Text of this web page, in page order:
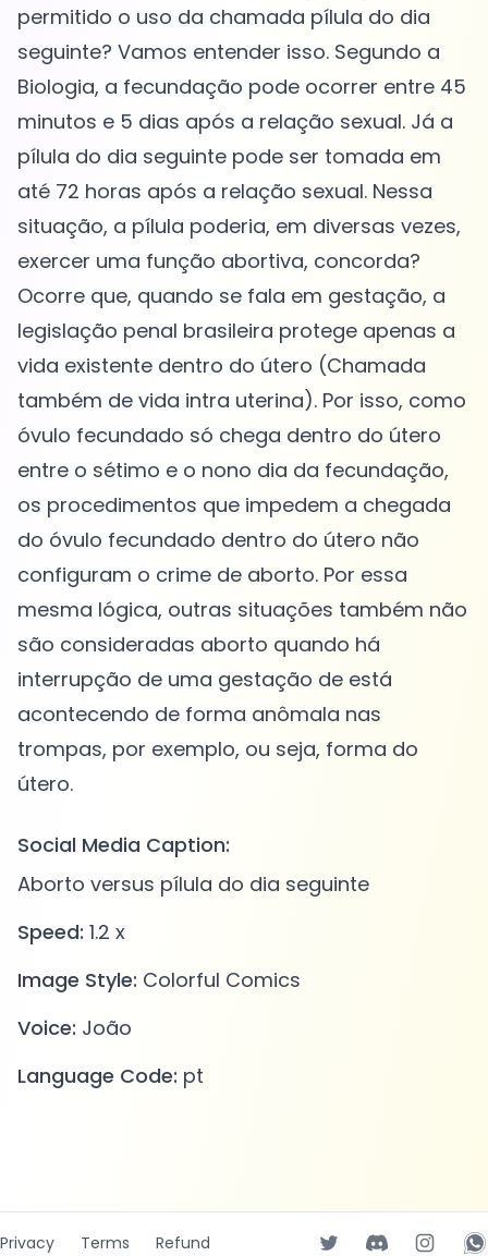
permitido o uso da chamada pílula do dia
seguinte? Vamos entender isso. Segundo a
Biologia, a fecundação pode ocorrer entre 45
minutos e 5 dias após a relação sexual. Já a
pílula do dia seguinte pode ser tomada em
até 72 horas após a relação sexual. Nessa
situação, a pílula poderia, em diversas vezes,
exercer uma função abortiva, concorda?
Ocorre que, quando se fala em gestação, a
legislação penal brasileira protege apenas a
vida existente dentro do útero (Chamada
também de vida intra uterina). Por isso, como
óvulo fecundado só chega dentro do útero
entre o sétimo e o nono dia da fecundação,
os procedimentos que impedem a chegada
do óvulo fecundado dentro do útero não
configuram o crime de aborto. Por essa
mesma lógica, outras situações também não
são consideradas aborto quando há
interrupção de uma gestação de está
acontecendo de forma anômala nas
trompas, por exemplo, ou seja, forma do
Social Media Caption:
Aborto versus pílula do dia seguinte
Speed: 1.2 x
Image Style: Colorful Comics
Voice: João
Language Code: pt
Privacy Terms Refund